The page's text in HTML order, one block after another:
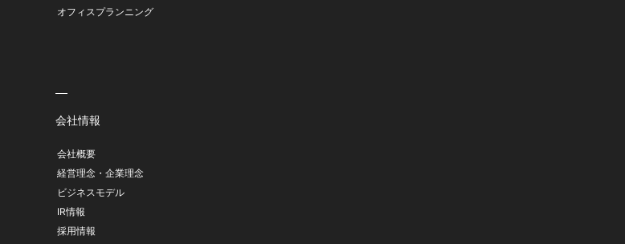
オフィスプランニング
会社情報
会社概要
経営理念・企業理念
ビジネスモデル
IR情報
採用情報